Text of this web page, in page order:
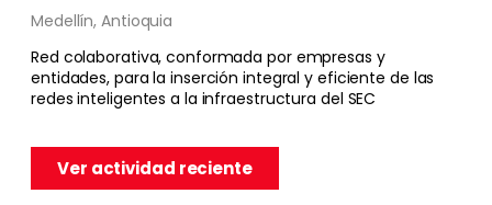
Medellín, Antioquia
Red colaborativa, conformada por empresas y
entidades, para la inserción integral y eficiente de las
redes inteligentes a la infraestructura del SEC
Ver actividad reciente